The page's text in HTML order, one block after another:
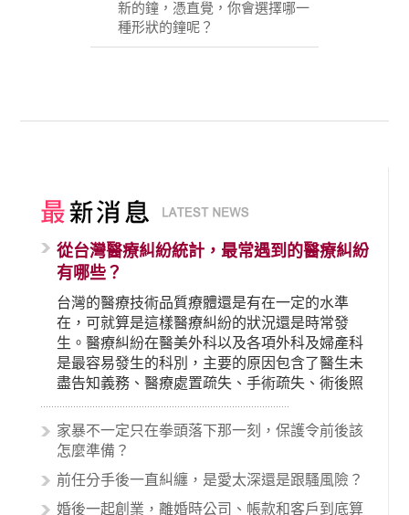
新的鐘，憑直覺，你會選擇哪一
種形狀的鐘呢？
從台灣醫療糾紛統計，最常遇到的醫療糾紛
有哪些？
台灣的醫療技術品質療體還是有在一定的水準
在，可就算是這樣醫療糾紛的狀況還是時常發
生。醫療糾紛在醫美外科以及各項外科及婦產科
是最容易發生的科別，主要的原因包含了醫生未
盡告知義務、醫療處置疏失、手術疏失、術後照
顧失當、醫療費用的收取。雖然醫學進步，但醫
生與病患之間引起的糾紛還是經常發生。很多案
例中最後都走向訴訟流程，我們如果不幸遇到相
的內容其實非常多，有些案例…
家暴不一定只在拳頭落下那一刻，保護令前後該
怎麼準備？
前任分手後一直糾纏，是愛太深還是跟騷風險？
婚後一起創業，離婚時公司、帳款和客戶到底算